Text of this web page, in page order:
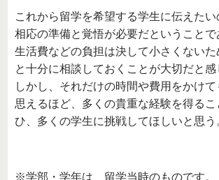
これから留学を希望する学生に伝えた
相応の準備と覚悟が必要だということ
生活費などの負担は決して小さくない
と十分に相談しておくことが大切だと感
しかし、それだけの時間や費用をかけて
思えるほど、多くの貴重な経験を得る
ひ、多くの学生に挑戦してほしいと思う
※学部・学年は、留学当時のものです。